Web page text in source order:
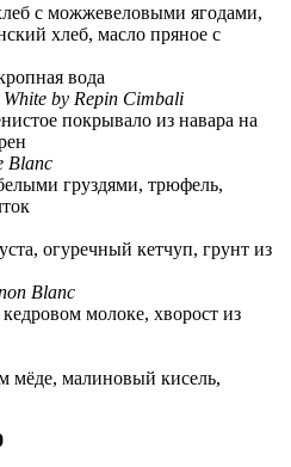
с можжевеловыми ягодами,
хлеб, масло пряное с
вода
White by Repin Cimbali
покрывало из навара на
Blanc
груздями, трюфель,
огуречный кетчуп, грунт из
Blanc
молоке, хворост из
мёде, малиновый кисель,